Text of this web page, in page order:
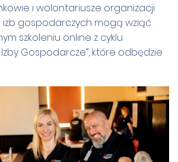
i wolontariusze organizacji
gospodarczych mogą wziąć
szkoleniu online z cyklu
Izby Gospodarcze”, które odbędzie